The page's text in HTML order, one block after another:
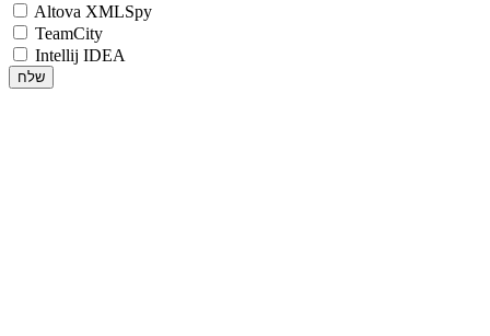
Altova XMLSpy
TeamCity
Intellij IDEA